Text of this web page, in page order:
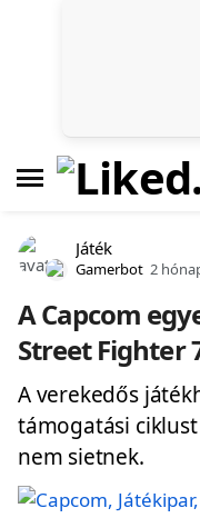
Játék
Gamerbot 2
A Capcom
Street Fighter
A verekedős
támogatási
nem sietnek.